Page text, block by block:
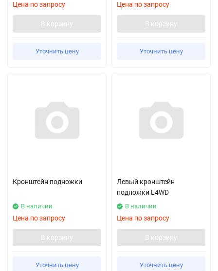
Цена по запросу
В корзину
Уточнить цену
Цена по запросу
В корзину
Уточнить цену
Кронштейн подножки
В наличии
Цена по запросу
В корзину
Уточнить цену
Левый кронштейн
подножки L4WD
В наличии
Цена по запросу
В корзину
Уточнить цену